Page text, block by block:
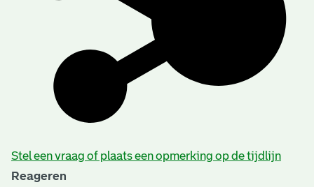
Stel een vraag of plaats een opmerking op de tijdlijn
Reageren